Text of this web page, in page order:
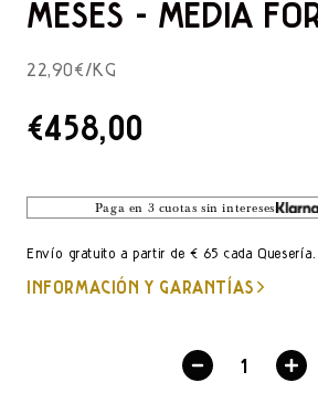
MESES - MEDIA
22,90€/KG
PRECIO
LISTA
€458,00
Paga en 3 cuotas sin intereses
Envío gratuito a partir de € 65 cada Quesería.
INFORMACIÓN Y GARANTÍAS
Disminuir